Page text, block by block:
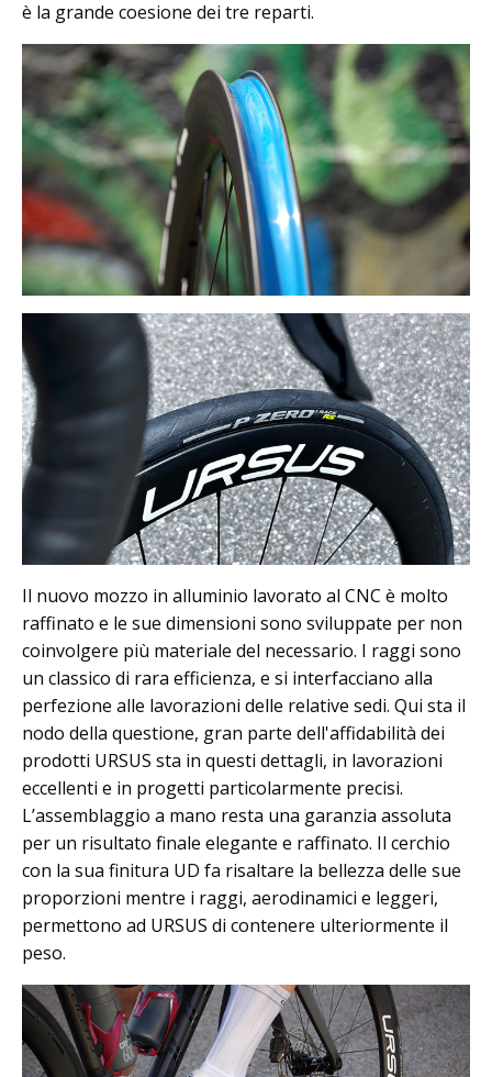
è la grande coesione dei tre reparti.
Il nuovo mozzo in alluminio lavorato al CNC è molto
raffinato e le sue dimensioni sono sviluppate per non
coinvolgere più materiale del necessario. I raggi sono
un classico di rara efficienza, e si interfacciano alla
perfezione alle lavorazioni delle relative sedi. Qui sta il
nodo della questione, gran parte dell'affidabilità dei
prodotti URSUS sta in questi dettagli, in lavorazioni
eccellenti e in progetti particolarmente precisi.
L’assemblaggio a mano resta una garanzia assoluta
per un risultato finale elegante e raffinato. Il cerchio
con la sua finitura UD fa risaltare la bellezza delle sue
proporzioni mentre i raggi, aerodinamici e leggeri,
permettono ad URSUS di contenere ulteriormente il
peso.